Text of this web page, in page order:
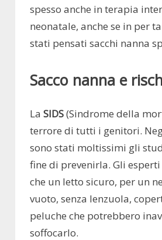
spesso anche in terapia
neonatale, anche se in per
stati pensati sacchi nanna
Sacco nanna e
La SIDS(Sindrome della
terrore di tutti i genitori.
sono stati moltissimi gli
fine di prevenirla. Gli
che un letto sicuro, per un
vuoto, senza lenzuola,
peluche che potrebbero
soffocarlo.